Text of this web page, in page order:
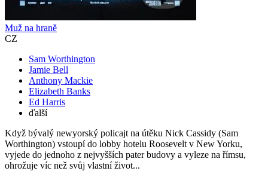
Muž na hraně
CZ
Sam Worthington
Jamie Bell
Anthony Mackie
Elizabeth Banks
Ed Harris
ďalší
Když bývalý newyorský policajt na útěku Nick Cassidy (Sam
Worthington) vstoupí do lobby hotelu Roosevelt v New Yorku,
vyjede do jednoho z nejvyšších pater budovy a vyleze na římsu,
ohrožuje víc než svůj vlastní život...